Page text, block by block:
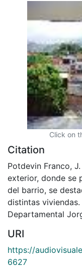
Click on
Citation
Potdevin Franco,
exterior, donde se
del barrio, se
distintas
Departamental
URI
https://
6627